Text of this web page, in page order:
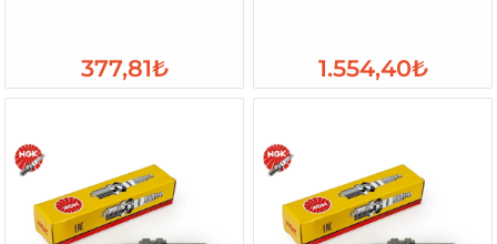
377,81₺ 1.554,40₺